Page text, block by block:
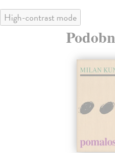
High-contrast mode